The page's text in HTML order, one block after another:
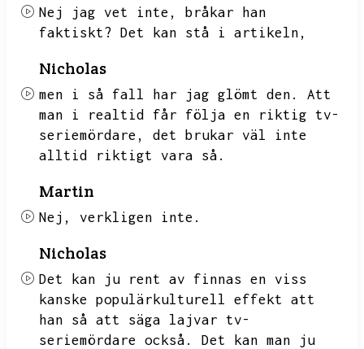
Nej jag vet inte,
bråkar han
faktiskt? Det kan stå i artikeln,
Nicholas
men i så fall har jag glömt den.
Att
man i realtid får följa en riktig tv-
seriemördare,
det brukar väl inte
alltid riktigt vara så.
Martin
Nej, verkligen inte.
Nicholas
Det kan ju rent av finnas en viss
kanske populärkulturell effekt att
han så att säga lajvar tv-
seriemördare också.
Det kan man ju